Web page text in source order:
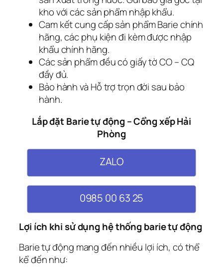
kho với các sản phẩm nhập khẩu.
Cam kết cung cấp sản phẩm Barie chính
hãng, các phụ kiện đi kèm được nhập
khẩu chính hãng.
Các sản phẩm đều có giấy tờ CO – CQ
đầy đủ.
Bảo hành và Hỗ trợ trọn đời sau bảo
hành.
Lắp đặt Barie tự động – Cổng xếp Hải
Phòng
ZALO
0985 00 63 25
Lợi ích khi sử dụng hệ thống barie tự động
Barie tự động mang đến nhiều lợi ích, có thể
kể đến như: